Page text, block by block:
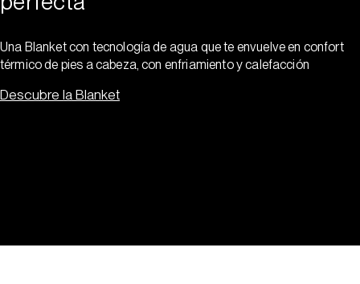
Una Blanket con tecnología de agua que te envuelve en confort
térmico de pies a cabeza, con enfriamiento y calefacción
Descubre la Blanket